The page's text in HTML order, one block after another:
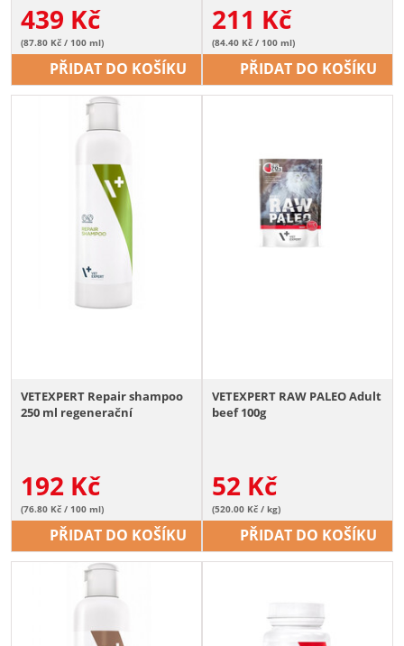
439 Kč
(87.80 Kč / 100 ml)
PŘIDAT DO KOŠÍKU
211 Kč
(84.40 Kč / 100 ml)
PŘIDAT DO KOŠÍKU
VETEXPERT Repair shampoo
250 ml regenerační
192 Kč
(76.80 Kč / 100 ml)
PŘIDAT DO KOŠÍKU
VETEXPERT RAW PALEO Adult
beef 100g
52 Kč
(520.00 Kč / kg)
PŘIDAT DO KOŠÍKU